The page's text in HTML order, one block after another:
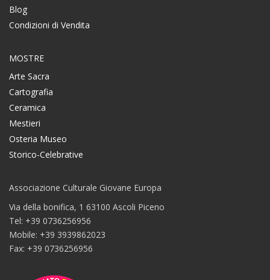
Blog
Condizioni di Vendita
MOSTRE
Arte Sacra
Cartografia
Ceramica
Mestieri
Osteria Museo
Storico-Celebrative
Associazione Culturale Giovane Europa
Via della bonifica, 1 63100 Ascoli Piceno
Tel: +39 0736256956
Mobile: +39 3939862023
Fax: +39 0736256956